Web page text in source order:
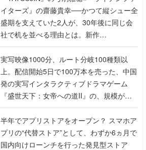
イターズ』の齋藤貴幸──かつて縦シュー全
盛期を支えていた2人が、30年後に同じ会
社で机を並べる理由とは。新作
『TATSUJIN EXTREME』で初タッグを組
んだレジェンド2人に訊く開発秘話
実写映像1000分、ルート分岐100種類以
上。配信開始5日で100万本を売った、中国
発の実写インタラクティブドラマゲーム
『盛世天下：女帝への道II』の、規模が違
うこだわりをプロデューサーに聞いた
半年でアプリストアをオープン？ スマホア
プリの“代替ストア”として、わずか6ヵ月で
国内向けローンチを行った発見型ストア